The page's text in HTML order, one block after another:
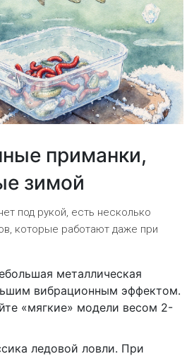
приманки,
зимой
под рукой, есть несколько
которые работают даже при
металлическая
вибрационным эффектом.
«мягкие» модели весом 2-
ледовой ловли. При